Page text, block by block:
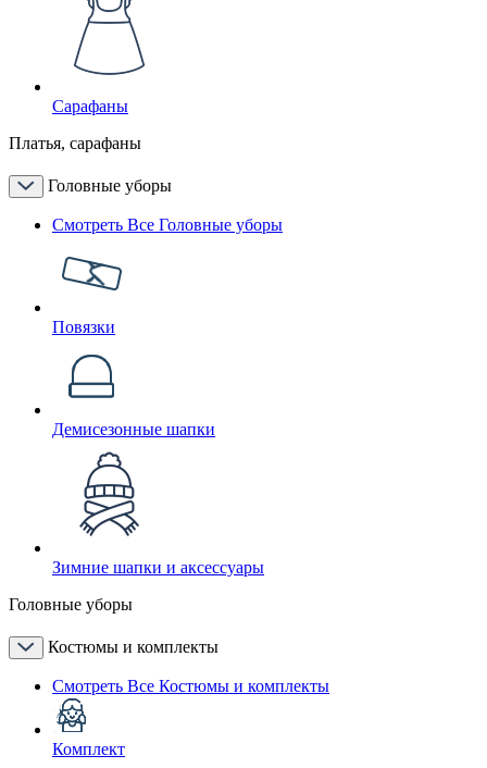
Сарафаны
Платья, сарафаны
Головные уборы
Смотреть Все Головные уборы
Повязки
Демисезонные шапки
Зимние шапки и аксессуары
Головные уборы
Костюмы и комплекты
Смотреть Все Костюмы и комплекты
Комплект